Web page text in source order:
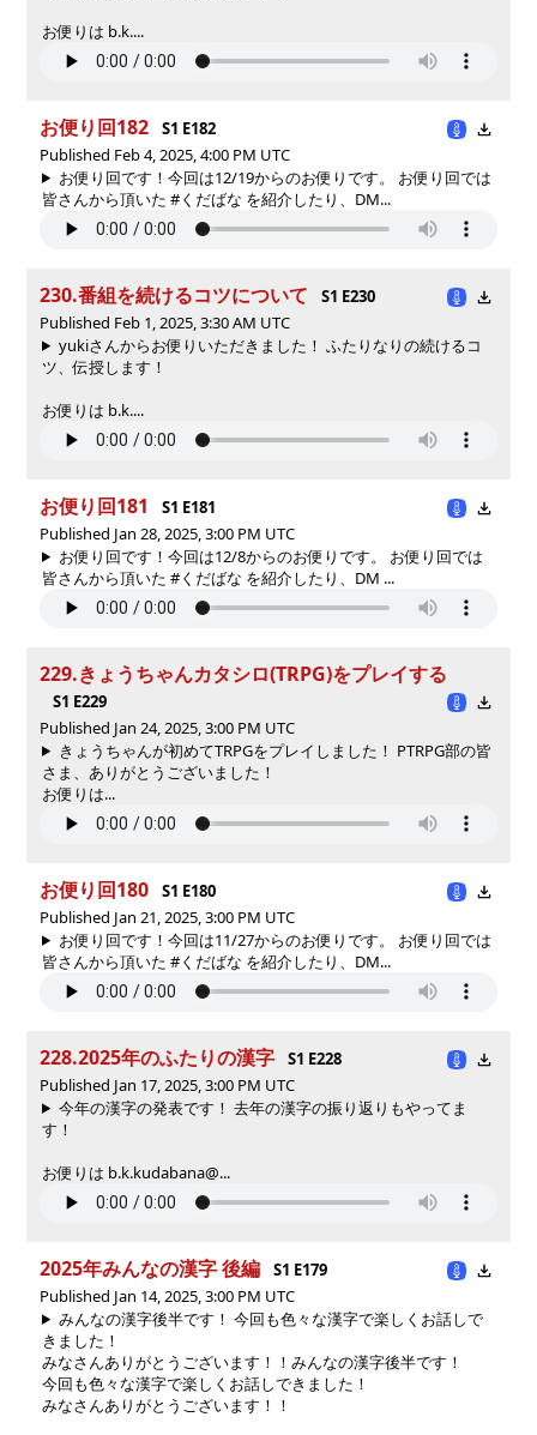
お便りは b.k....
お便り回182
S1 E182
Published Feb 4, 2025, 4:00 PM UTC
お便り回です！今回は12/19からのお便りです。 お便り回では
皆さんから頂いた #くだばな を紹介したり、DM...
230.番組を続けるコツについて
S1 E230
Published Feb 1, 2025, 3:30 AM UTC
yukiさんからお便りいただきました！ ふたりなりの続けるコ
ツ、伝授します！
お便りは b.k....
お便り回181
S1 E181
Published Jan 28, 2025, 3:00 PM UTC
お便り回です！今回は12/8からのお便りです。 お便り回では
皆さんから頂いた #くだばな を紹介したり、DM ...
229.きょうちゃんカタシロ(TRPG)をプレイする
S1 E229
Published Jan 24, 2025, 3:00 PM UTC
きょうちゃんが初めてTRPGをプレイしました！ PTRPG部の皆
さま、ありがとうございました！
お便りは...
お便り回180
S1 E180
Published Jan 21, 2025, 3:00 PM UTC
お便り回です！今回は11/27からのお便りです。 お便り回では
皆さんから頂いた #くだばな を紹介したり、DM...
228.2025年のふたりの漢字
S1 E228
Published Jan 17, 2025, 3:00 PM UTC
今年の漢字の発表です！ 去年の漢字の振り返りもやってま
す！
お便りは b.k.kudabana@...
2025年みんなの漢字 後編
S1 E179
Published Jan 14, 2025, 3:00 PM UTC
みんなの漢字後半です！ 今回も色々な漢字で楽しくお話しで
きました！
みなさんありがとうございます！！ みんなの漢字後半です！
今回も色々な漢字で楽しくお話しできました！
みなさんありがとうございます！！